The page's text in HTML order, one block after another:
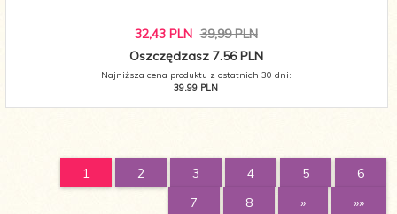
32,43 PLN 39,99 PLN
Oszczędzasz 7.56 PLN
Najniższa cena produktu z ostatnich 30 dni:
39.99 PLN
1 2 3 4 5
6
7
8 » »»